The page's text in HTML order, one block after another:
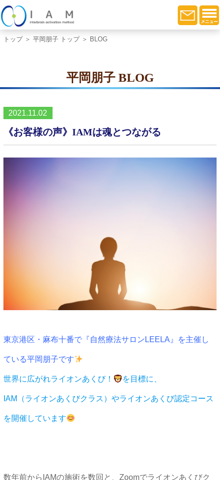
トップ＞ 平岡朋子 トップ＞ BLOG
平岡朋子 BLOG
2021.11.02
《お客様の声》IAMは魂とつながる
東京港区・麻布十番で『自然療法サロンLEELA』 を主催し
ている平岡朋子です
世界に広がれライオンあくび！ を目標に、
IAM（ライオンあくびクラス）やライオンあくび認定コース
を開催しています
数年前からIAMの施術を数回と、Zoomでライオンあくびク